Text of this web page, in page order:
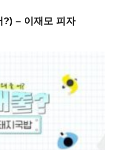
?) – 이재모 피자